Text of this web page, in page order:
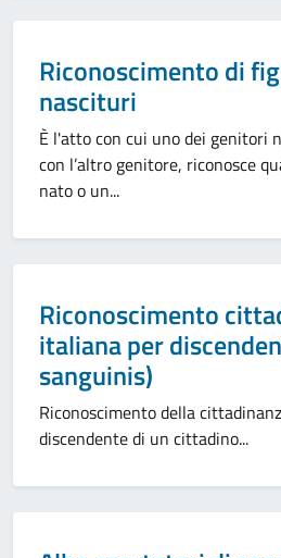
Categoria:
Riconoscimento di
nascituri
È l'atto con cui uno dei genitori
con l’altro genitore, riconosce
nato o un...
Categoria:
Riconoscimento
italiana per
sanguinis)
Riconoscimento della
discendente di un cittadino...
Categoria: